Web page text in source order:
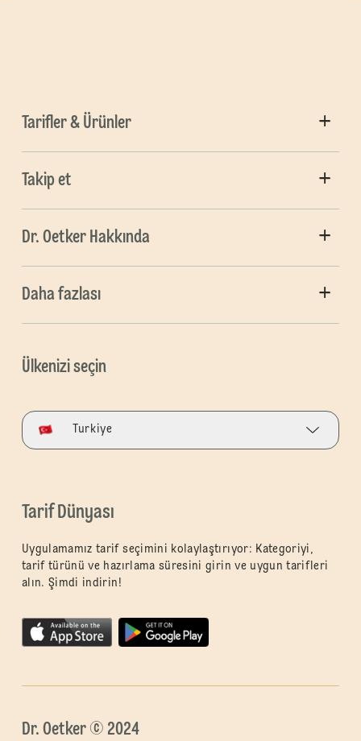
Tarifler & Ürünler
Takip et
Dr. Oetker Hakkında
Daha fazlası
Ülkenizi seçin
Turkiye
Tarif Dünyası
Uygulamamız tarif seçimini kolaylaştırıyor: Kategoriyi,
tarif türünü ve hazırlama süresini girin ve uygun tarifleri
alın. Şimdi indirin!
Dr. Oetker © 2024